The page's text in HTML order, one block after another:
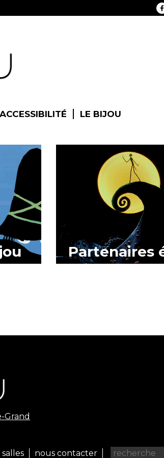
ACCESSIBILITÉ LE BIJOU
Partenaires
Grand
nous contacter